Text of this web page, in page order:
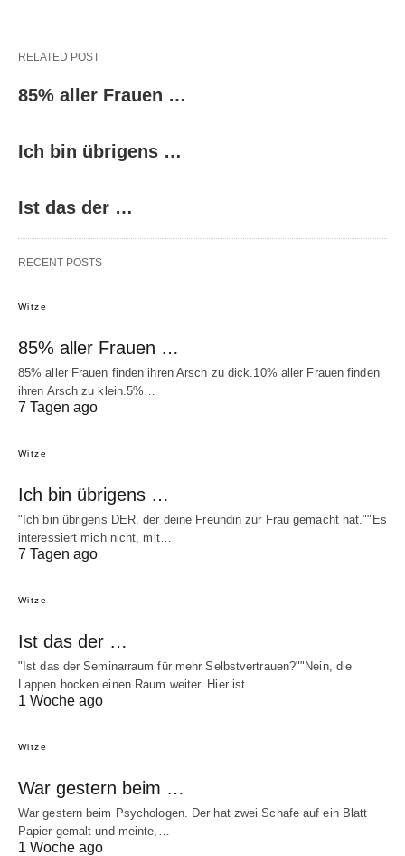
RELATED POST
85% aller Frauen …
Ich bin übrigens …
Ist das der …
RECENT POSTS
Witze
85% aller Frauen …
85% aller Frauen finden ihren Arsch zu dick.10% aller Frauen finden
ihren Arsch zu klein.5%…
7 Tagen ago
Witze
Ich bin übrigens …
"Ich bin übrigens DER, der deine Freundin zur Frau gemacht hat.""Es
interessiert mich nicht, mit…
7 Tagen ago
Witze
Ist das der …
"Ist das der Seminarraum für mehr Selbstvertrauen?""Nein, die
Lappen hocken einen Raum weiter. Hier ist…
1 Woche ago
Witze
War gestern beim …
War gestern beim Psychologen. Der hat zwei Schafe auf ein Blatt
Papier gemalt und meinte,…
1 Woche ago